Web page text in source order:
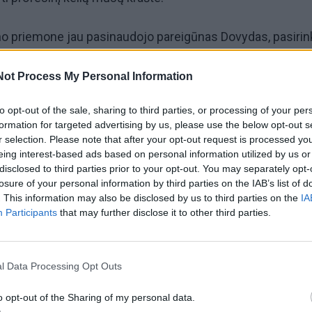
Process My Personal Information
opt-out of the sale, sharing to third parties, or processing of your
for targeted advertising by us, please use the below opt-out
selection. Please note that after your opt-out request is processed
interest-based ads based on personal information utilized by us
to third parties prior to your opt-out. You may separately
of your personal information by third parties on the IAB’s list of
This information may also be disclosed by us to third parties on the
Participants that may further disclose it to other third parties.
Data Processing Opt Outs
opt-out of the Sharing of my personal data.
priemone jau pasinaudojo pareigūnas Dovydas,
tarnybą Tauragės rajono policijos komisariate
dar gali gauti finansinę paramą būstui įsigyti.
nuo būsto kredito sumos, bet ne daugiau kaip 15
profesinio mokymo laikotarpį, būsimam pareigūnui
mėnesinė stipendija.